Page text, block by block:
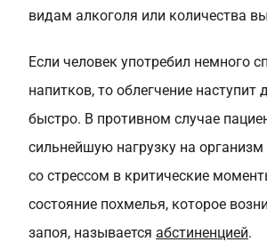
видам алкоголя или количества
Если человек употребил немного
напитков, то облегчение наступит
быстро. В противном случае
сильнейшую нагрузку на организм
со стрессом в критические
состояние похмелья, которое
запоя, называется абстиненцией.